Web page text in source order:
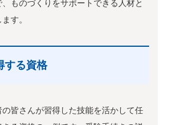
ものづくりをサポートできる人材と
す。
する資格
皆さんが習得した技能を活かして任